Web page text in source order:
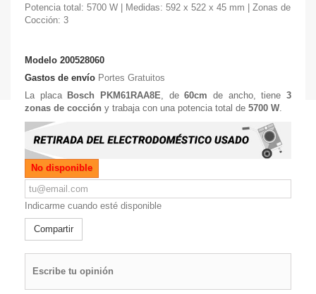
Potencia total: 5700 W | Medidas: 592 x 522 x 45 mm | Zonas de
Cocción: 3
Modelo 200528060
Gastos de envío Portes Gratuitos
La placa Bosch PKM61RAA8E, de60cm de ancho, tiene 3
zonas de cocción y trabaja con una potencia total de 5700 W.
No disponible
Indicarme cuando esté disponible
Compartir
Escribe tu opinión